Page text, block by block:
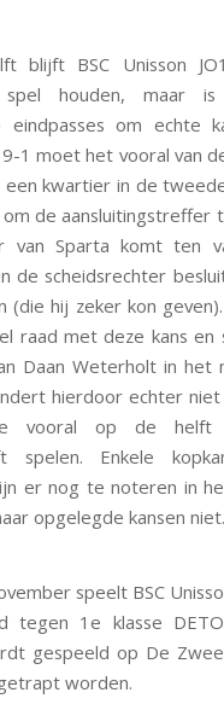
blijft BSC Unisson
houden, maar
eindpasses om echte
1 moet het vooral van
een kwartier in de
de aansluitingstreffer
van Sparta komt ten
de scheidsrechter
(die hij zeker kon
raad met deze kans en
Daan Weterholt in het
hierdoor echter niet
vooral op de helft
spelen. Enkele
er nog te noteren in
opgelegde kansen niet.
speelt BSC
tegen 1e klasse
gespeeld op De
worden.